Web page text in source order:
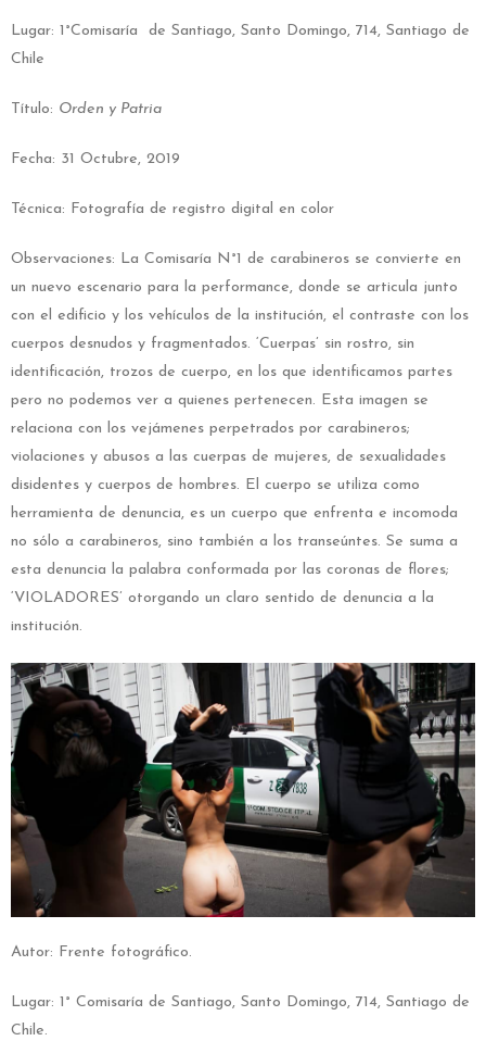
Lugar: 1°Comisaría de Santiago, Santo Domingo, 714, Santiago de
Chile
Título: Orden y Patria
Fecha: 31 Octubre, 2019
Técnica: Fotografía de registro digital en color
Observaciones: La Comisaría N°1 de carabineros se convierte en
un nuevo escenario para la performance, donde se articula junto
con el edificio y los vehículos de la institución, el contraste con los
cuerpos desnudos y fragmentados. ‘Cuerpas’ sin rostro, sin
identificación, trozos de cuerpo, en los que identificamos partes
pero no podemos ver a quienes pertenecen. Esta imagen se
relaciona con los vejámenes perpetrados por carabineros;
violaciones y abusos a las cuerpas de mujeres, de sexualidades
disidentes y cuerpos de hombres. El cuerpo se utiliza como
herramienta de denuncia, es un cuerpo que enfrenta e incomoda
no sólo a carabineros, sino también a los transeúntes. Se suma a
esta denuncia la palabra conformada por las coronas de flores;
‘VIOLADORES’ otorgando un claro sentido de denuncia a la
institución.
Autor: Frente fotográfico.
Lugar: 1° Comisaría de Santiago, Santo Domingo, 714, Santiago de
Chile.